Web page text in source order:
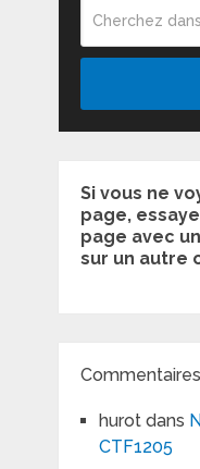
Si vous ne
page,
page avec
sur un autre
hurotdans
CTF1205